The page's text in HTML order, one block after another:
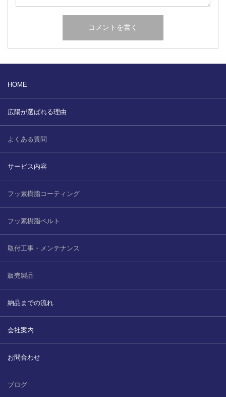
HOME
広陽が選ばれる理由
よくある質問
サービス内容
フッ素樹脂コーティング
フッ素樹脂ベルト
取付工事・メンテナンス
販売製品
納品までの流れ
会社案内
お問合わせ
ブログ